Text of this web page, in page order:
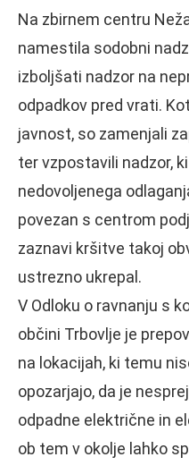
Na zbirnem centru
namestila sodobni
izboljšati nadzor na
odpadkov pred vrati.
javnost, so zamenjali
ter vzpostavili nadzor,
nedovoljenega
povezan s centrom
zaznavi kršitve takoj
ustrezno ukrepal.
V Odloku o ravnanju s
občini Trbovlje je
na lokacijah, ki temu
opozarjajo, da je
odpadne električne in
ob tem v okolje lahko